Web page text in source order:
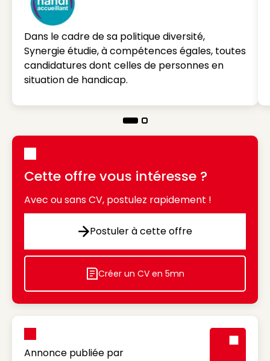
Dans le cadre de sa politique diversité,
Synergie étudie, à compétences égales, toutes
candidatures dont celles de personnes en
situation de handicap.
Cette offre vous intéresse ?
Avec ou sans CV, postulez rapidement !
Postuler à cette offre
Postuler à cette offre
Icon decorative
Créer un CV en 5mn
Annonce publiée par